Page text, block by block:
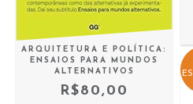
ARQUITETURA E POLÍTICA:
ENSAIOS PARA MUNDOS
ALTERNATIVOS
R$80,00